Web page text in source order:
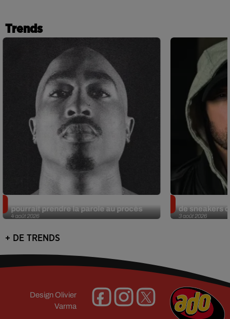
Trends
4 août 2026
pourrait prendre la parole au procès
3 août 2026
de sneakers
+ DE TRENDS
Design Olivier
Varma